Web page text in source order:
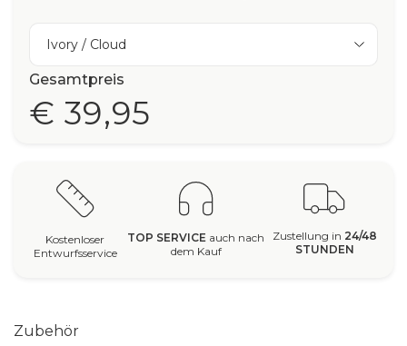
Ivory / Cloud
Gesamtpreis
€ 39,95
Kostenloser
Entwurfsservice
TOP SERVICE auch nach
dem Kauf
Zustellung in 24/48
STUNDEN
Zubehör